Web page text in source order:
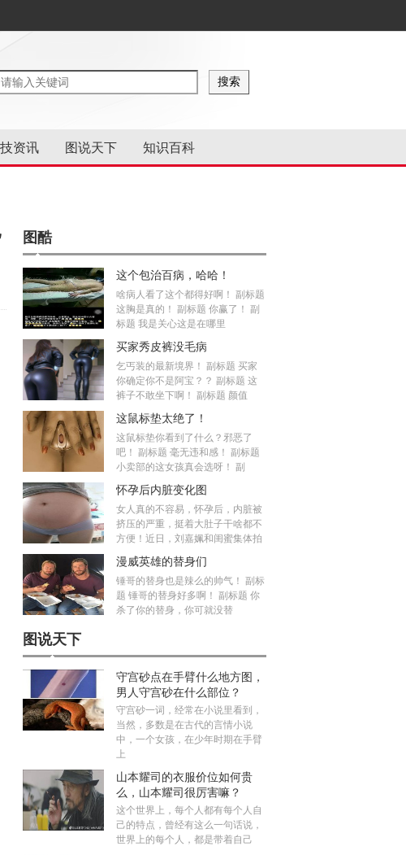
资讯 图说天下 知识百科
图酷
这个包治百病，哈哈！
啥病人看了这个都得好啊！ 副标题
这胸是真的！ 副标题 你赢了！ 副
标题 我是关心这是在哪里
买家秀皮裤没毛病
乞丐装的最新境界！ 副标题 买家
你确定你不是阿宝？？ 副标题 这
裤子不敢坐下啊！ 副标题 颜值
这鼠标垫太绝了！
这鼠标垫你看到了什么？邪恶了
吧！ 副标题 毫无违和感！ 副标题
小卖部的这女孩真会选呀！ 副
怀孕后内脏变化图
女人真的不容易，怀孕后，内脏被
挤压的严重，挺着大肚子干啥都不
方便！近日，刘嘉姵和闺蜜集体拍
漫威英雄的替身们
锤哥的替身也是辣么的帅气！ 副标
题 锤哥的替身好多啊！ 副标题 你
杀了你的替身，你可就没替
图说天下
守宫砂点在手臂什么地方图，
男人守宫砂在什么部位？
守宫砂一词，经常在小说里看到，
当然，多数是在古代的言情小说
中，一个女孩，在少年时期在手臂
上
山本耀司的衣服价位如何贵
么，山本耀司很厉害嘛？
这个世界上，每个人都有每个人自
己的特点，曾经有这么一句话说，
世界上的每个人，都是带着自己